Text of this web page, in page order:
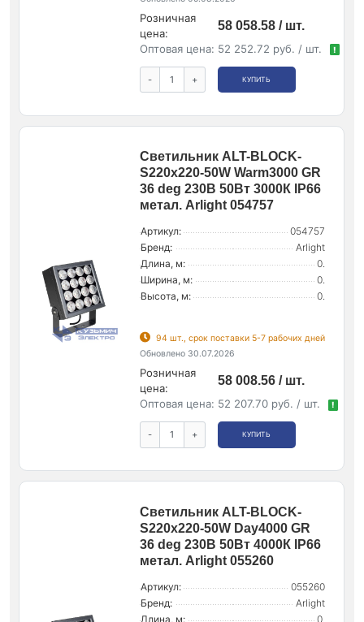
Розничная
цена:
58 058.58 / шт.
Оптовая цена: 52 252.72 руб. / шт. !
- + КУПИТЬ
Светильник ALT-BLOCK-
S220x220-50W Warm3000 GR
36 deg 230В 50Вт 3000К IP66
метал. Arlight 054757
Артикул:
054757
Бренд:
Arlight
Длина, м:
0.
Ширина, м:
0.
Высота, м:
0.
94 шт., срок поставки 5-7 рабочих дней
Обновлено 30.07.2026
Розничная
цена:
58 008.56 / шт.
Оптовая цена: 52 207.70 руб. / шт. !
- + КУПИТЬ
Светильник ALT-BLOCK-
S220x220-50W Day4000 GR
36 deg 230В 50Вт 4000К IP66
метал. Arlight 055260
Артикул:
055260
Бренд:
Arlight
Длина, м:
0.